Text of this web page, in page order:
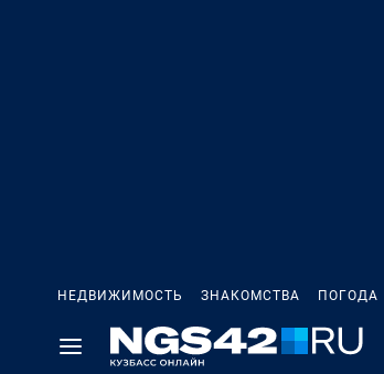
НЕДВИЖИМОСТЬ ЗНАКОМСТВА ПОГОДА